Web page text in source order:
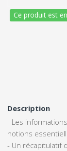
Ce produit est
Description
- Les
notions
- Un récapitulatif